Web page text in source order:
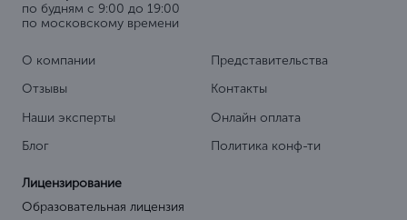
по будням с 9:00 до 19:00
по московскому времени
О компании
Отзывы
Наши эксперты
Блог
Представительства
Контакты
Онлайн оплата
Политика конф-ти
Лицензирование
Образовательная лицензия